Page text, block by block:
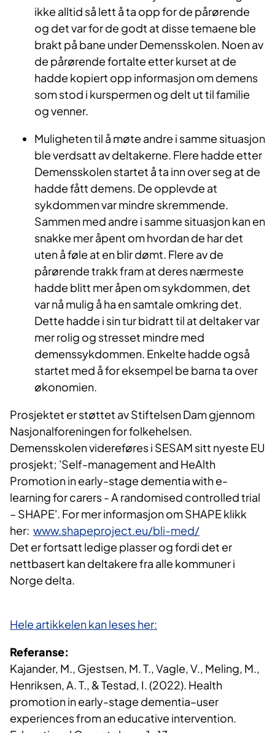
ikke alltid så lett å ta opp for de pårørende
og det var for de godt at disse temaene ble
brakt på bane under Demensskolen. Noen av
de pårørende fortalte etter kurset at de
hadde kopiert opp informasjon om demens
som stod i kurspermen og delt ut til familie
og venner.
Muligheten til å møte andre i samme situasjon
ble verdsatt av deltakerne. Flere hadde etter
Demensskolen startet å ta inn over seg at de
hadde fått demens. De opplevde at
sykdommen var mindre skremmende.
Sammen med andre i samme situasjon kan en
snakke mer åpent om hvordan de har det
uten å føle at en blir dømt. Flere av de
pårørende trakk fram at deres nærmeste
hadde blitt mer åpen om sykdommen, det
var nå mulig å ha en samtale omkring det.
Dette hadde i sin tur bidratt til at deltaker var
mer rolig og stresset mindre med
demenssykdommen. Enkelte hadde også
startet med å for eksempel be barna ta over
økonomien.
Prosjektet er støttet av Stiftelsen Dam gjennom
Nasjonalforeningen for folkehelsen.
Demensskolen videreføres i SESAM sitt nyeste EU
prosjekt; 'Self-management and HeAlth
Promotion in early-stage dementia with e-
learning for carers - A randomised controlled trial
– SHAPE'. For mer informasjon om SHAPE klikk
her: www.shapeproject.eu/bli-med/
Det er fortsatt ledige plasser og fordi det er
nettbasert kan deltakere fra alle kommuner i
Norge delta.
Hele artikkelen kan leses her:​
Referanse:
Kajander, M., Gjestsen, M. T., Vagle, V., Meling, M.,
Henriksen, A. T., & Testad, I. (2022). Health
promotion in early-stage dementia–user
experiences from an educative intervention.